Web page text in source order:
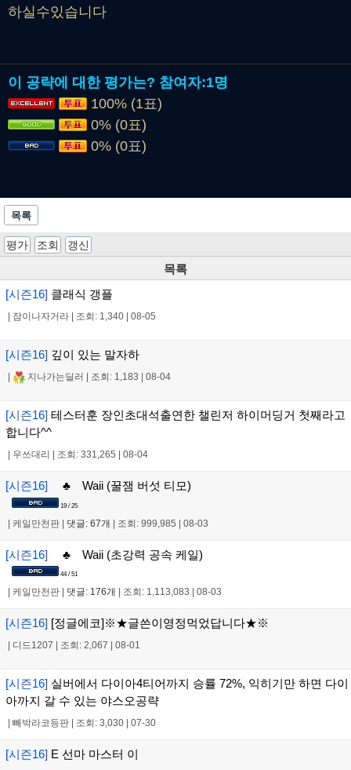
하실수있습니다
이 공략에 대한 평가는? 참여자:1명
100% (1표)
0% (0표)
0% (0표)
목록
평가 조회 갱신
목록
[시즌16] 클래식 갱플
잠이나자거라 조회: 1,340 08-05
[시즌16] 깊이 있는 말자하
지나가는딜러 조회: 1,183 08-04
[시즌16] 테스터훈 장인초대석출연한 챌린저 하이머딩거 첫째라고
합니다^^
우쓰대리 조회: 331,265 08-04
[시즌16] ♣ Waii (꿀잼 버섯 티모)
19 / 25
| 케일만천판 | 댓글: 67개 | 조회: 999,985 | 08-03
[시즌16] ♣ Waii (초강력 공속 케일)
44 / 51
케일만천판 댓글: 176개 조회: 1,113,083 08-03
[시즌16] [정글에코]※★글쓴이영정먹었답니다★※
디드1207 조회: 2,067 08-01
[시즌16] 실버에서 다이아4티어까지 승률 72%, 익히기만 하면 다이
아까지 갈 수 있는 야스오공략
빼박라코등판 조회: 3,030 07-30
[시즌16] E 선마 마스터 이